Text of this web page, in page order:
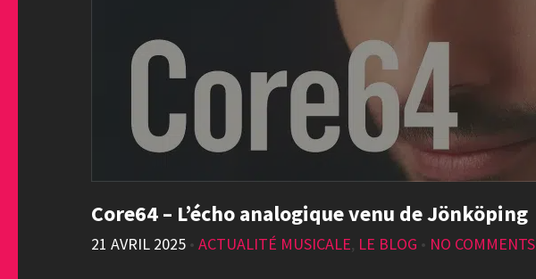
Core64 – L’écho analogique venu de Jönköping
21 AVRIL 2025 • ACTUALITÉ MUSICALE, LE BLOG • NO COMMENTS